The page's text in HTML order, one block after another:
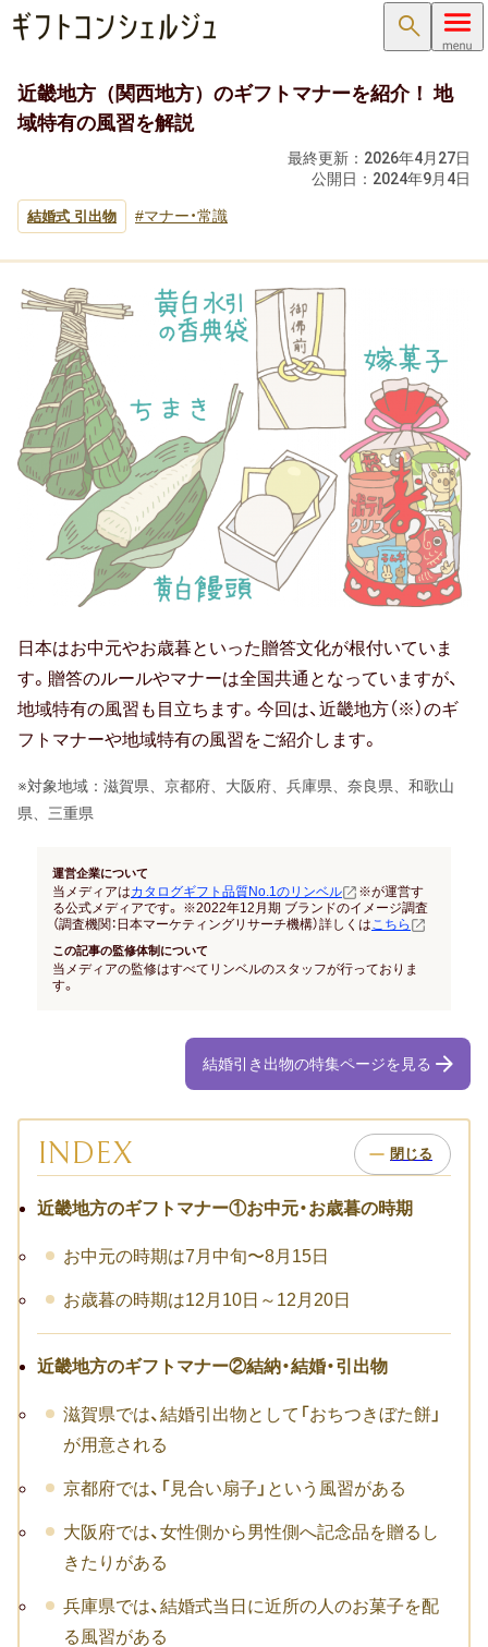
検索
内祝い･お返し
内祝い･お返しTOP
結婚内祝い ( 結婚祝いのお返し )
新築内祝い ( 新築祝いのお返し )
快気祝い（快気内祝い）
入学内祝い（入学祝いのお返し）
結納返し
高額ギフトの内祝い
就職内祝い
香典返し
喪中見舞い
お祝い･お見舞い
子どものお祝い・ギフト
成人祝い
仕事のお祝い・ギフト
転職祝い
就職祝い
開店・移転祝い
近畿地方（関西地方）のギフトマナーを紹介！ 地
域特有の風習を解説
最終更新： 2026年4月27日
公開日： 2024年9月4日
結婚式 引出物 マナー・常識
日本はお中元やお歳暮といった贈答文化が根付いていま
す。贈答のルールやマナーは全国共通となっていますが、
地域特有の風習も目立ちます。今回は、近畿地方（※）のギ
フトマナーや地域特有の風習をご紹介します。
※対象地域：滋賀県、京都府、大阪府、兵庫県、奈良県、和歌山
県、三重県
運営企業について
当メディアはカタログギフト品質No.1のリンベル
※が運営す
る公式メディアです。 ※2022年12月期 ブランドのイメージ調査
（調査機関：日本マーケティングリサーチ機構）詳しくはこちら
この記事の監修体制について
当メディアの監修はすべてリンベルのスタッフが行っておりま
す。
結婚引き出物の特集ページを見る
INDEX
近畿地方のギフトマナー①お中元・お歳暮の時期
お中元の時期は7月中旬〜8月15日
お歳暮の時期は12月10日～12月20日
近畿地方のギフトマナー②結納・結婚・引出物
滋賀県では、結婚引出物として「おちつきぼた餅」
が用意される
京都府では、「見合い扇子」という風習がある
大阪府では、女性側から男性側へ記念品を贈るし
きたりがある
兵庫県では、結婚式当日に近所の人のお菓子を配
る風習がある